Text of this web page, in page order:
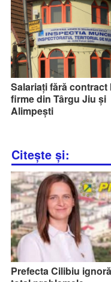
Salariați fără contract
firme din Târgu Jiu și
Alimpești
Citește și:
Prefecta Cilibiu ignoră